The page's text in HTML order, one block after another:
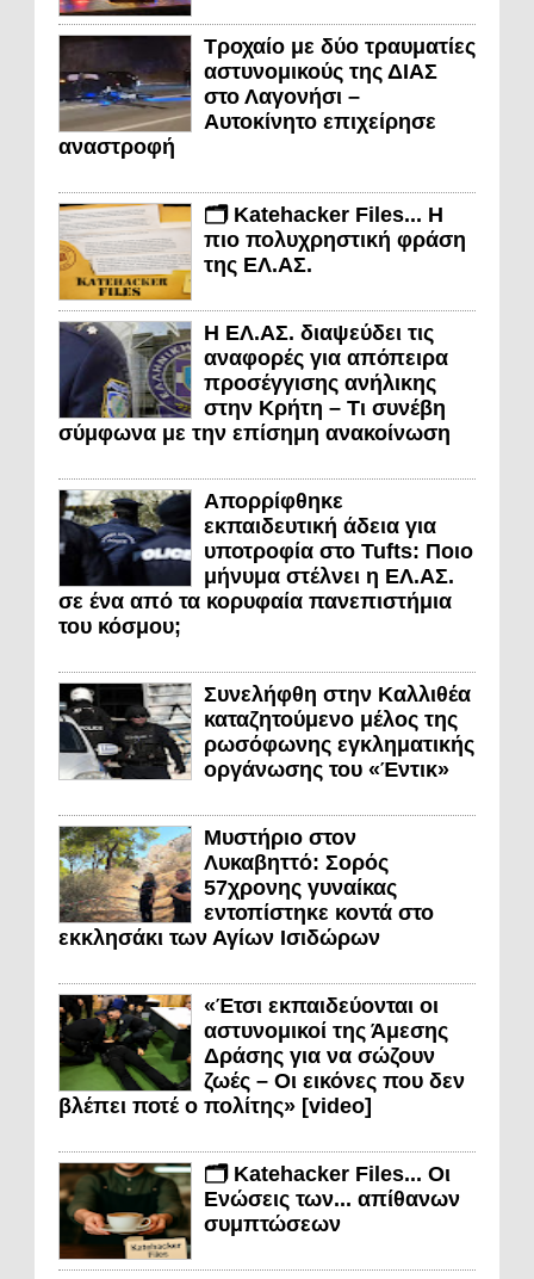
Τροχαίο με δύο τραυματίες
αστυνομικούς της ΔΙΑΣ
στο Λαγονήσι –
Αυτοκίνητο επιχείρησε
αναστροφή
🗂️ Katehacker Files... Η
πιο πολυχρηστική φράση
της ΕΛ.ΑΣ.
Η ΕΛ.ΑΣ. διαψεύδει τις
αναφορές για απόπειρα
προσέγγισης ανήλικης
στην Κρήτη – Τι συνέβη
σύμφωνα με την επίσημη ανακοίνωση
Απορρίφθηκε
εκπαιδευτική άδεια για
υποτροφία στο Tufts: Ποιο
μήνυμα στέλνει η ΕΛ.ΑΣ.
σε ένα από τα κορυφαία πανεπιστήμια
του κόσμου;
Συνελήφθη στην Καλλιθέα
καταζητούμενο μέλος της
ρωσόφωνης εγκληματικής
οργάνωσης του «Έντικ»
Μυστήριο στον
Λυκαβηττό: Σορός
57χρονης γυναίκας
εντοπίστηκε κοντά στο
εκκλησάκι των Αγίων Ισιδώρων
«Έτσι εκπαιδεύονται οι
αστυνομικοί της Άμεσης
Δράσης για να σώζουν
ζωές – Οι εικόνες που δεν
βλέπει ποτέ ο πολίτης» [video]
🗂️ Katehacker Files... Οι
Ενώσεις των... απίθανων
συμπτώσεων